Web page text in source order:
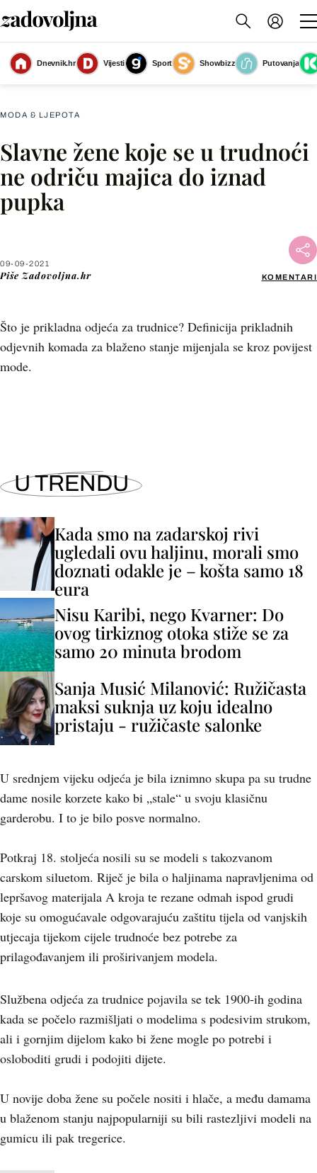
Dnevnik.hr Vijesti Sport Showbizz
Putovanja
Slika nije dostupna
MODA & LJEPOTA
Slavne žene koje se u trudnoći
ne odriču majica do iznad
pupka
09-09-2021
Piše Zadovoljna.hr KOMENTARI
Što je prikladna odjeća za trudnice? Definicija prikladnih
odjevnih komada za blaženo stanje mijenjala se kroz povijest
mode.
Facebook
U TRENDU
Kada smo na zadarskoj rivi
ugledali ovu haljinu, morali smo
doznati odakle je – košta samo 18
eura
Nisu Karibi, nego Kvarner: Do
ovog tirkiznog otoka stiže se za
samo 20 minuta brodom
Sanja Musić Milanović: Ružičasta
maksi suknja uz koju idealno
pristaju - ružičaste salonke
U srednjem vijeku odjeća je bila iznimno skupa pa su trudne
dame nosile korzete kako bi „stale“ u svoju klasičnu
garderobu. I to je bilo posve normalno.
Potkraj 18. stoljeća nosili su se modeli s takozvanom
carskom siluetom. Riječ je bila o haljinama napravljenima od
lepršavog materijala A kroja te rezane odmah ispod grudi
koje su omogućavale odgovarajuću zaštitu tijela od vanjskih
utjecaja tijekom cijele trudnoće bez potrebe za
prilagođavanjem ili proširivanjem modela.
Službena odjeća za trudnice pojavila se tek 1900-ih godina
kada se počelo razmišljati o modelima s podesivim strukom,
ali i gornjim dijelom kako bi žene mogle po potrebi i
osloboditi grudi i podojiti dijete.
U novije doba žene su počele nositi i hlače, a među damama
u blaženom stanju najpopularniji su bili rastezljivi modeli na
gumicu ili pak tregerice.